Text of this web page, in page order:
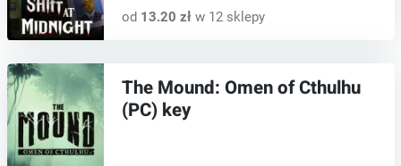
od 13.20 złw 12 sklepy
The Mound: Omen of Cthulhu
(PC) key